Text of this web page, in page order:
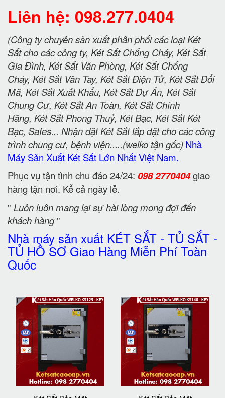
Liên hệ: 098.277.0404
(Công ty chuyên sản xuất phân phối các loại Két
Sắt cho các công ty, Két Sắt Chống Cháy, Két Sắt
Gia Đình, Két Sắt Văn Phòng, Két Sắt Chống
Cháy, Két Sắt Vân Tay, Két Sắt Điện Tử, Két Sắt Đổi
Mã, Két Sắt Xuất Khẩu, Két Sắt Dự Án, Két Sắt
Chung Cư, Két Sắt An Toàn, Két Sắt Chính
Hãng, Két Sắt Phong Thuỷ, Két Bạc, Két Sắt Két
Bạc, Safes... Nhận đặt Két Sắt lắp đặt cho các công
trình chung cư, bệnh viện.....(welko tận gốc) Nhà
Máy Sản Xuất Két Sắt Lớn Nhất Việt Nam.
Phục vụ tận tình chu đáo 24/24: 098 2770404giao
hàng tận nơi. Kể cả ngày lễ.
" Luôn luôn mang lại sự hài lòng mong đợi đến
khách hàng"
Nhà máy sản xuất KÉT SẮT - TỦ SẮT -
TỦ HỒ SƠ Giao Hàng Miễn Phí Toàn
Quốc